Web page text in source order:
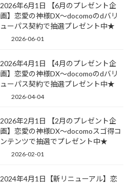
2026年6月1日 【6月のプレゼント企
画】恋愛の神様DX〜docomoのdバリ
ューパス契約で抽選プレゼント中★
2026-06-01
2026年4月1日 【4月のプレゼント企
画】恋愛の神様DX〜docomoのdバリ
ューパス契約で抽選プレゼント中★
2026-04-04
2026年2月1日 【2月のプレゼント企
画】恋愛の神様DX〜docomoスゴ得コ
ンテンツで抽選でプレゼント中★
2026-02-01
2024年4月1日【新リニューアル】恋